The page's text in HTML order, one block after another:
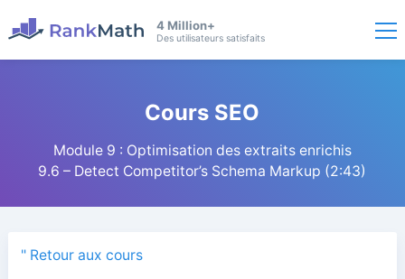
4 Million+
Des utilisateurs satisfaits
Cours SEO
Module 9 : Optimisation des extraits enrichis
9.6 – Detect Competitor’s Schema Markup (2:43)
" Retour aux cours